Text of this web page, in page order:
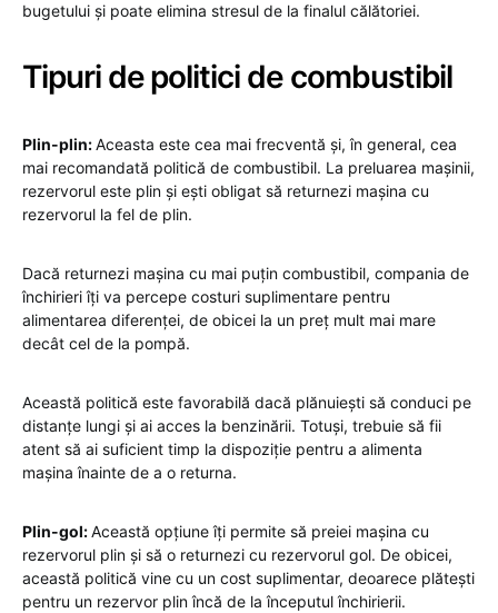
bugetului și poate elimina stresul de la finalul călătoriei.
Tipuri de politici de combustibil
Plin-plin:Aceasta este cea mai frecventă și, în general, cea
mai recomandată politică de combustibil. La preluarea mașinii,
rezervorul este plin și ești obligat să returnezi mașina cu
rezervorul la fel de plin.
Dacă returnezi mașina cu mai puțin combustibil, compania de
închirieri îți va percepe costuri suplimentare pentru
alimentarea diferenței, de obicei la un preț mult mai mare
decât cel de la pompă.
Această politică este favorabilă dacă plănuiești să conduci pe
distanțe lungi și ai acces la benzinării. Totuși, trebuie să fii
atent să ai suficient timp la dispoziție pentru a alimenta
mașina înainte de a o returna.
Plin-gol:Această opțiune îți permite să preiei mașina cu
rezervorul plin și să o returnezi cu rezervorul gol. De obicei,
această politică vine cu un cost suplimentar, deoarece plătești
pentru un rezervor plin încă de la începutul închirierii.